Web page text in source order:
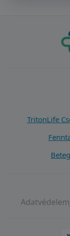
TritonLife
Adatvédelem